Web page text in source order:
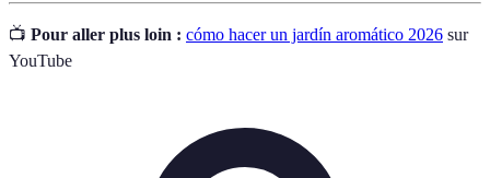
📺 Pour aller plus loin : cómo hacer un jardín aromático 2026 sur
YouTube